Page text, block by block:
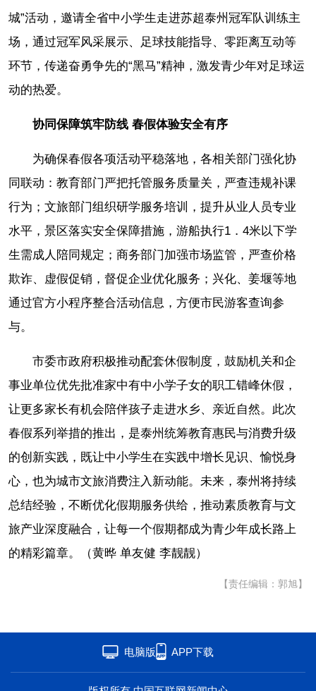
城”活动，邀请全省中小学生走进苏超泰州冠军队训练主
场，通过冠军风采展示、足球技能指导、零距离互动等
环节，传递奋勇争先的“黑马”精神，激发青少年对足球运
动的热爱。
协同保障筑牢防线 春假体验安全有序
为确保春假各项活动平稳落地，各相关部门强化协
同联动：教育部门严把托管服务质量关，严查违规补课
行为；文旅部门组织研学服务培训，提升从业人员专业
水平，景区落实安全保障措施，游船执行1．4米以下学
生需成人陪同规定；商务部门加强市场监管，严查价格
欺诈、虚假促销，督促企业优化服务；兴化、姜堰等地
通过官方小程序整合活动信息，方便市民游客查询参
与。
市委市政府积极推动配套休假制度，鼓励机关和企
事业单位优先批准家中有中小学子女的职工错峰休假，
让更多家长有机会陪伴孩子走进水乡、亲近自然。此次
春假系列举措的推出，是泰州统筹教育惠民与消费升级
的创新实践，既让中小学生在实践中增长见识、愉悦身
心，也为城市文旅消费注入新动能。未来，泰州将持续
总结经验，不断优化假期服务供给，推动素质教育与文
旅产业深度融合，让每一个假期都成为青少年成长路上
的精彩篇章。（黄晔 单友健 李靓靓）
【责任编辑：郭旭】
电脑版 APP下载